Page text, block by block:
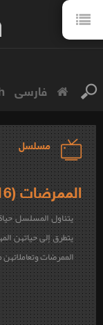
فارسی
مسلسل
الممرضات (2016)
يتناول المسلسل
يتطرق إلى حياتهن
الممرضات